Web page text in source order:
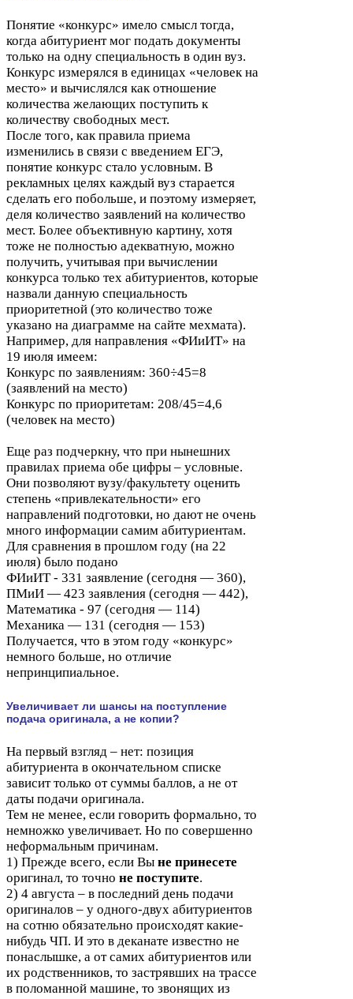
Понятие «конкурс» имело смысл тогда,
когда абитуриент мог подать документы
только на одну специальность в один вуз.
Конкурс измерялся в единицах «человек на
место» и вычислялся как отношение
количества желающих поступить к
количеству свободных мест.
После того, как правила приема
изменились в связи с введением ЕГЭ,
понятие конкурс стало условным. В
рекламных целях каждый вуз старается
сделать его побольше, и поэтому измеряет,
деля количество заявлений на количество
мест. Более объективную картину, хотя
тоже не полностью адекватную, можно
получить, учитывая при вычислении
конкурса только тех абитуриентов, которые
назвали данную специальность
приоритетной (это количество тоже
указано на диаграмме на сайте мехмата).
Например, для направления «ФИиИТ» на
19 июля имеем:
Конкурс по заявлениям: 360÷45=8
(заявлений на место)
Конкурс по приоритетам: 208/45=4,6
(человек на место)
Еще раз подчеркну, что при нынешних
правилах приема обе цифры – условные.
Они позволяют вузу/​факультету оценить
степень «привлекательности» его
направлений подготовки, но дают не очень
много информации самим абитуриентам.
Для сравнения в прошлом году (на 22
июля) было подано
ФИиИТ - 331 заявление (сегодня — 360),
ПМиИ — 423 заявления (сегодня — 442),
Математика - 97 (сегодня — 114)
Механика — 131 (сегодня — 153)
Получается, что в этом году «конкурс»
немного больше, но отличие
непринципиальное.
Увеличивает ли шансы на поступление
подача оригинала, а не копии?
На первый взгляд – нет: позиция
абитуриента в окончательном списке
зависит только от суммы баллов, а не от
даты подачи оригинала.
Тем не менее, если говорить формально, то
немножко увеличивает. Но по совершенно
неформальным причинам.
1) Прежде всего, если Вы не принесете
оригинал, то точно не поступите.
2) 4 августа – в последний день подачи
оригиналов – у одного-​двух абитуриентов
на сотню обязательно происходят какие-​
нибудь ЧП. И это в деканате известно не
понаслышке, а от самих абитуриентов или
их родственников, то застрявших на трассе
в поломанной машине, то звонящих из